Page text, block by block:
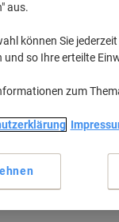
in der Schule!
wird:
frischem
aus.
können Sie
und so Ihre erteilte
zum